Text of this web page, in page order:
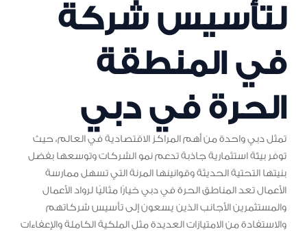
لتأسيس شركة
في المنطقة
الحرة في دبي
تمثل دبي واحدة من أهم المراكز الاقتصادية في العالم، حيث
توفر بيئة استثمارية جاذبة تدعم نمو الشركات وتوسعها بفضل
بنيتها التحتية الحديثة وقوانينها المرنة التي تسهل ممارسة
الأعمال تعد المناطق الحرة في دبي خيارًا مثاليًا لرواد الأعمال
والمستثمرين الأجانب الذين يسعون إلى تأسيس شركاتهم
والاستفادة من الامتيازات العديدة مثل الملكية الكاملة والإعفاءات